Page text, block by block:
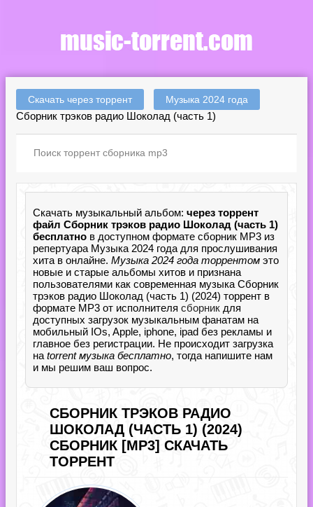
Скачать через торрент Музыка 2024 года
Сборник трэков радио Шоколад (часть 1)
Скачать музыкальный альбом: через торрент
файл Сборник трэков радио Шоколад (часть 1)
бесплатно в доступном формате сборник MP3 из
репертуара Музыка 2024 года для прослушивания
хита в онлайне. Музыка 2024 года торрентом это
новые и старые альбомы хитов и признана
пользователями как современная музыка Сборник
трэков радио Шоколад (часть 1) (2024) торрент в
формате MP3 от исполнителя сборник для
доступных загрузок музыкальным фанатам на
мобильный IOs, Apple, iphone, ipad без рекламы и
главное без регистрации. Не происходит загрузка
на torrent музыка бесплатно, тогда напишите нам
и мы решим ваш вопрос.
СБОРНИК ТРЭКОВ РАДИО
ШОКОЛАД (ЧАСТЬ 1) (2024)
СБОРНИК [MP3] СКАЧАТЬ
ТОРРЕНТ